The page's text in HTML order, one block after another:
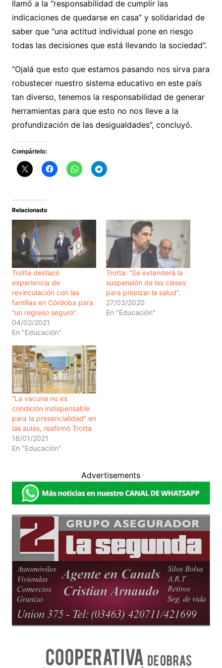
llamó a la “responsabilidad de cumplir las
indicaciones de quedarse en casa” y solidaridad de
saber que “una actitud individual pone en riesgo
todas las decisiones que está llevando la sociedad”.
“Ojalá que esto que estamos pasando nos sirva para
robustecer nuestro sistema educativo en este país
tan diverso, tenemos la responsabilidad de generar
herramientas para que esto no nos lleve a la
profundización de las desigualdades”, concluyó.
Compártelo:
Relacionado
Trotta destacó
experiencia de
revinculación con las
familias en Córdoba para
“un regreso seguro”
04/02/2021
En "Educación"
Trotta: “Se extenderá la
suspensión de las clases
para priorizar la salud”.
27/03/2020
En "Educación"
“La vacuna no es
condición indispensable
para la presencialidad” en
las aulas, reafirmó Trotta
18/01/2021
En "Educación"
Advertisements